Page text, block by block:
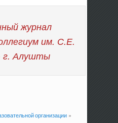
журнал
им. С.Е.
г. Алушты
организации»